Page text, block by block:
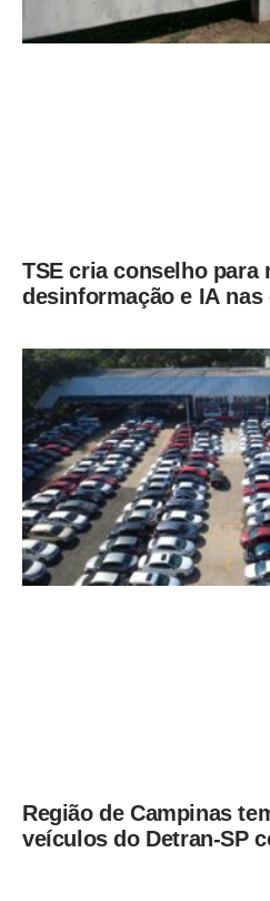
TSE cria conselho para
desinformação e IA nas
Região de Campinas
veículos do Detran-SP